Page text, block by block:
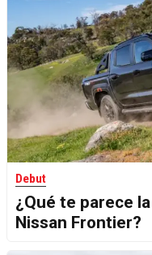
Debut
¿Qué te parece
Nissan Frontier?